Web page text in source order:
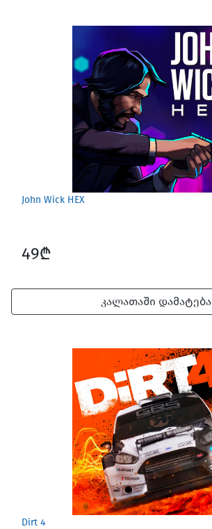
John Wick HEX
49₾
კალათაში დამატება
Dirt 4